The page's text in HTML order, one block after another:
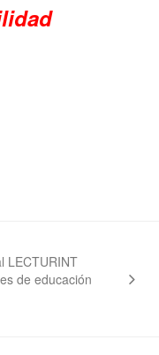
LECTURINT
de educación